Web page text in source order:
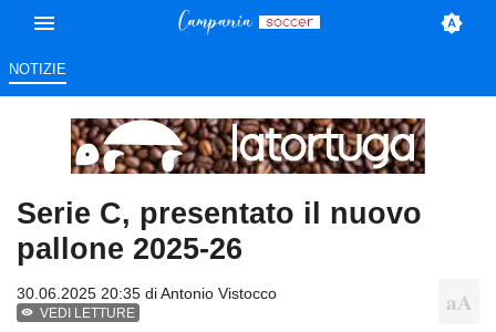
NOTIZIE
Serie C, presentato il nuovo
pallone 2025-26
30.06.2025 20:35 diAntonio Vistocco
VEDI LETTURE